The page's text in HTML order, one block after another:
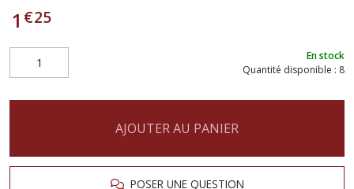
1 €25
En stock
Quantité disponible : 8
AJOUTER AU PANIER
POSER UNE QUESTION